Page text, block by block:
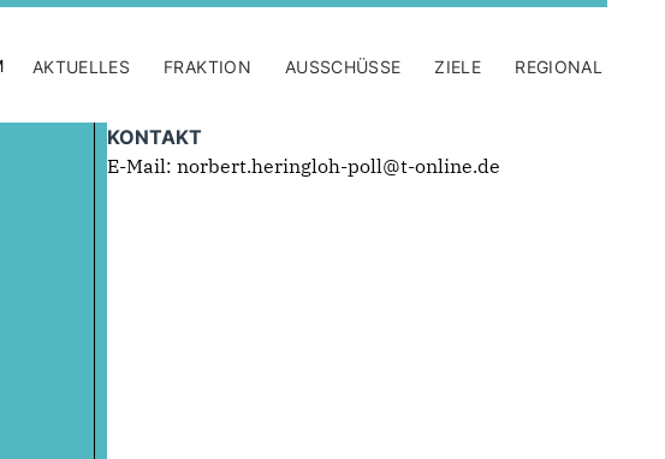
AKTUELLES FRAKTION AUSSCHÜSSE ZIELE REGIONAL
KONTAKT
E-Mail: norbert.heringloh-poll@t-online.de